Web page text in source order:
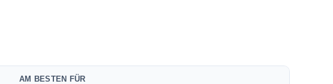
AM BESTEN FÜR